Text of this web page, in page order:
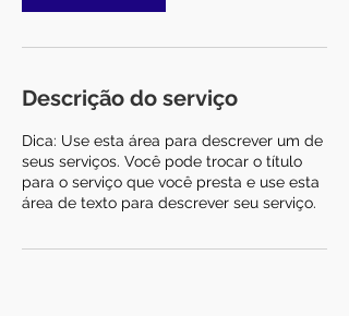
Descrição do serviço
Dica: Use esta área para descrever um de
seus serviços. Você pode trocar o título
para o serviço que você presta e use esta
área de texto para descrever seu serviço.